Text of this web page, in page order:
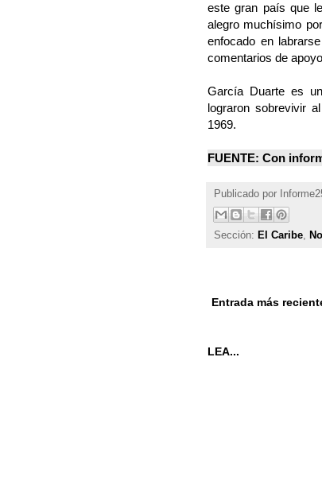
este gran país que
alegro muchísimo
enfocado en
comentarios de
García Duarte es
lograron sobrevivir
1969.
FUENTE: Con
Publicado por
Sección: El Caribe,
Entrada más
LEA...